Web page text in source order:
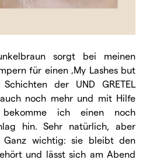
sorgt bei meinen
für einen ‚My Lashes but
der UND GRETEL
noch mehr und mit Hilfe
bekomme ich einen noch
hin. Sehr natürlich, aber
wichtig: sie bleibt den
und lässt sich am Abend